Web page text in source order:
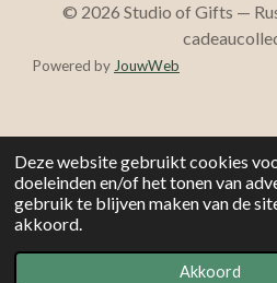
Deze website gebruikt cookies
doeleinden en/of het tonen van
gebruik te blijven maken van de
akkoord.
Akkoord
© 2026 Studio of Gifts —
Powered by JouwWeb